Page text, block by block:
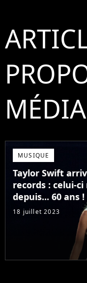
MÉDIA
MUSIQUE
Taylor Swift
records : celui-
depuis... 60 ans !
18 juillet 2023